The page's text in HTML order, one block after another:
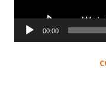
00:00